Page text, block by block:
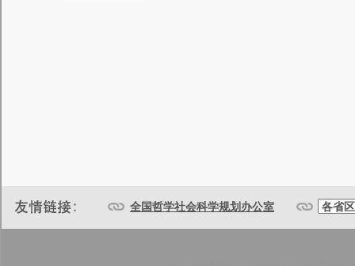
全国哲学社会科学规划办公室